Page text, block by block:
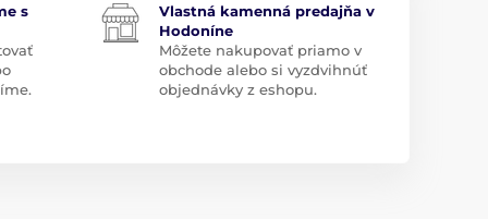
s
Vlastná kamenná predajňa v
Hodoníne
Môžete nakupovať priamo v
obchode alebo si vyzdvihnúť
objednávky z eshopu.